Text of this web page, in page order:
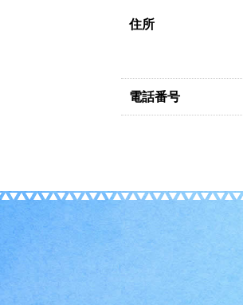
住所
電話番号